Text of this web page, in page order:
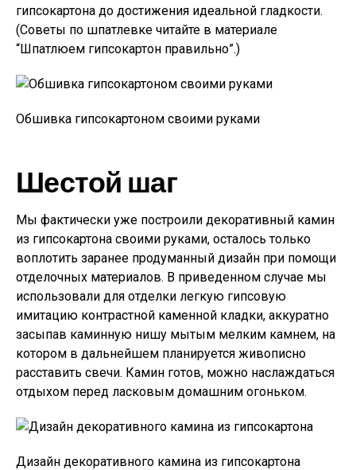
гипсокартона до достижения идеальной гладкости.
(Советы по шпатлевке читайте в материале
“Шпатлюем гипсокартон правильно”.)
Обшивка гипсокартоном своими руками
Шестой шаг
Мы фактически уже построили декоративный камин
из гипсокартона своими руками, осталось только
воплотить заранее продуманный дизайн при помощи
отделочных материалов. В приведенном случае мы
использовали для отделки легкую гипсовую
имитацию контрастной каменной кладки, аккуратно
засыпав каминную нишу мытым мелким камнем, на
котором в дальнейшем планируется живописно
расставить свечи. Камин готов, можно наслаждаться
отдыхом перед ласковым домашним огоньком.
Дизайн декоративного камина из гипсокартона